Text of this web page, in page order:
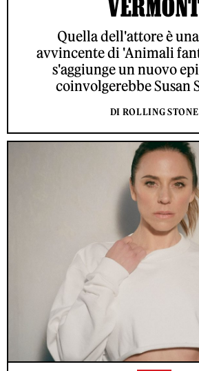
Quella dell'attore è
avvincente di 'Animali
s'aggiunge un nuovo
coinvolgerebbe Susan
DI ROLLING STONE